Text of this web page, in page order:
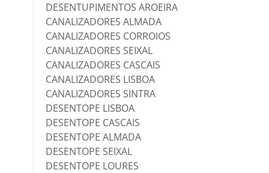
DESENTUPIMENTOS AROEIRA
CANALIZADORES ALMADA
CANALIZADORES CORROIOS
CANALIZADORES SEIXAL
CANALIZADORES CASCAIS
CANALIZADORES LISBOA
CANALIZADORES SINTRA
DESENTOPE LISBOA
DESENTOPE CASCAIS
DESENTOPE ALMADA
DESENTOPE SEIXAL
DESENTOPE LOURES